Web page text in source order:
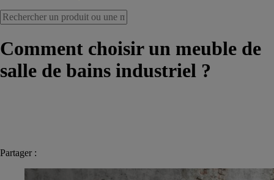
Comment choisir un meuble de
salle de bains industriel ?
Partager :